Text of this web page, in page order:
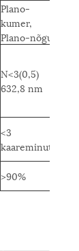
Plano-
kumer,
Plano-nõgus
N<3(0,5)
632,8 nm
<3
kaareminutit
>90%